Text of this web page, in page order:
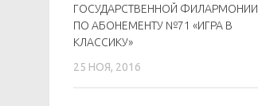
ГОСУДАРСТВЕННОЙ ФИЛАРМОНИИ
ПО АБОНЕМЕНТУ №71 «ИГРА В
КЛАССИКУ»
25 НОЯ, 2016